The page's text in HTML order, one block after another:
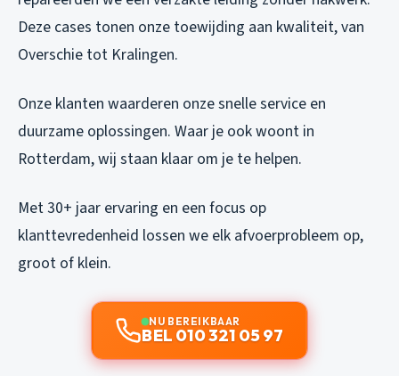
Deze cases tonen onze toewijding aan kwaliteit, van
Overschie tot Kralingen.
Onze klanten waarderen onze snelle service en
duurzame oplossingen. Waar je ook woont in
Rotterdam, wij staan klaar om je te helpen.
Met 30+ jaar ervaring en een focus op
klanttevredenheid lossen we elk afvoerprobleem op,
groot of klein.
NU BEREIKBAAR
BEL 010 321 05 97